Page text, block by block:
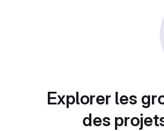
Explorer les
des